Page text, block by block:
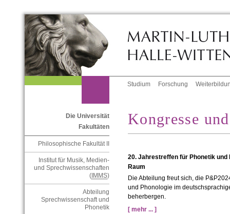
Studium Forschung
Die Universität
Fakultäten
Philosophische Fakultät II
Institut für Musik, Medien-
und Sprechwissenschaften
(IMMS)
Abteilung
Sprechwissenschaft und
Phonetik
Kongresse
20. Jahrestreffen für Phonetik
Raum
Die Abteilung freut sich, die
und Phonologie im
beherbergen.
[ mehr ... ]